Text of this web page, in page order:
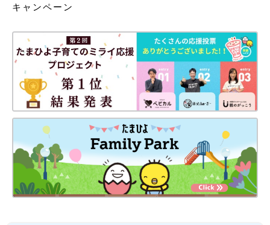
出典：Instagramアカウント「sara._.ema」
sara._.emaさんは「レースアップブーツ」を購入。
ちゃんた
ちは、涼しくなったので秋服が着られることがうれしいんだそう
♪ 特にこちらのブーツがとってもお気に入りなんだとか。スカー
トと合わせたりパンツと合わせたりと、いろんな着こなしが楽し
めそうですね！
しまむら「ハローキティ、クロミも」
「1着でコーデが完結」元子ども服販売
員ライターが推す★サンリオコラボ5選
今回ご紹介するのは、発売されるたびに話題を
キャンペーン